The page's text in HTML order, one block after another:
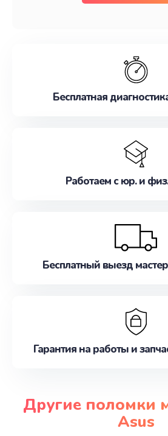
Бесплатная
Работаем с юр. и
Бесплатный выезд
Гарантия на работы и
Другие поломки
Asus